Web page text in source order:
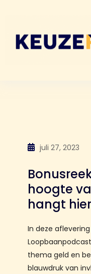
juli 27, 2023
hoogte
hangt
In deze
thema geld en
blauwdruk van